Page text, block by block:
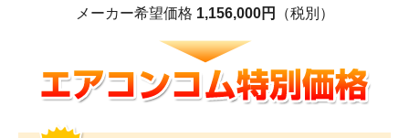
メーカー希望価格 1,156,000円 （税別）